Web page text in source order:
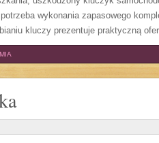
wykonania zapasowego
kluczy prezentuje praktyczną